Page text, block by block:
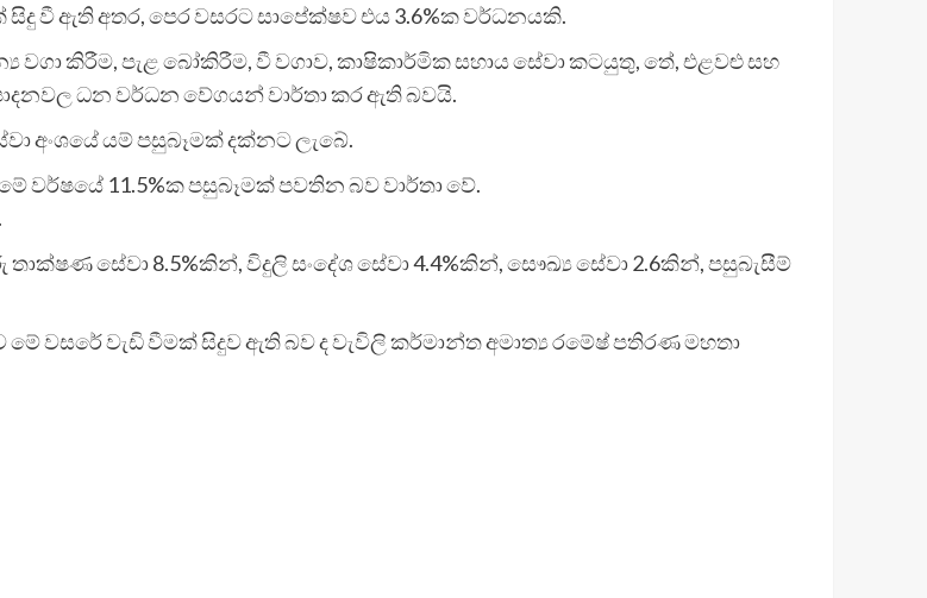
වී ඇති අතර, පෙර වසරට සාපේක්ෂව එය 3.6%ක වර්ධනයකි.
කිරීම, පැළ බෝකිරීම, වී වගාව, කාෂිකාර්මික සහාය සේවා කටයුතු, තේ, එළවළු සහ
ධන වර්ධන වේගයන් වාර්තා කර ඇති බවයි.
අංශයේ යම් පසුබෑමක් දක්නට ලැබේ.
වර්ෂයේ 11.5%ක පසුබෑමක් පවතින බව වාර්තා වේ.
සේවා 8.5%කින්, විදුලි සංදේශ සේවා 4.4%කින්, සෞඛ්‍ය සේවා 2.6කින්, පසුබැසීම්
වසරේ වැඩි වීමක් සිදුව ඇති බව ද වැවිලි කර්මාන්ත අමාත්‍ය රමේෂ් පතිරණ මහතා